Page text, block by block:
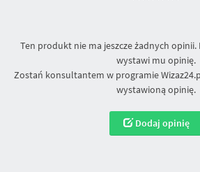
Ten produkt nie ma jeszcze żadnych
wystawi mu opinię.
Zostań konsultantem w programie
wystawioną opinię.
Dodaj opinię